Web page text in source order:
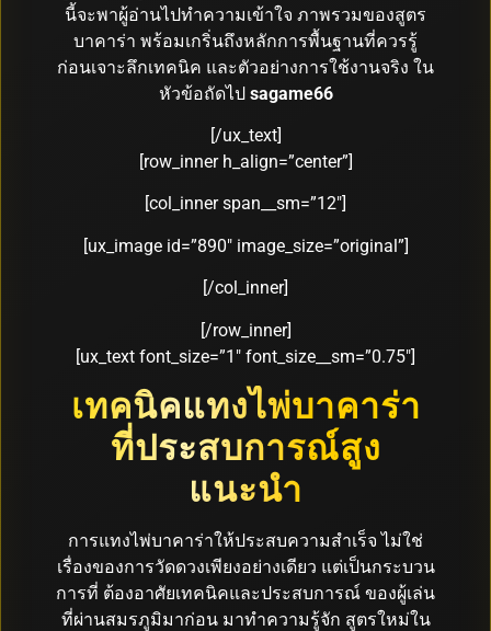
นี้จะพาผู้อ่านไปทำความเข้าใจ ภาพรวมของสูตร
บาคาร่า พร้อมเกริ่นถึงหลักการพื้นฐานที่ควรรู้
ก่อนเจาะลึกเทคนิค และตัวอย่างการใช้งานจริง ใน
หัวข้อถัดไป sagame66
[/ux_text]
[row_inner h_align=”center”]
[col_inner span__sm=”12″]
[ux_image id=”890″ image_size=”original”]
[/col_inner]
[/row_inner]
[ux_text font_size=”1″ font_size__sm=”0.75″]
เทคนิคแทงไพ่บาคาร่า
ที่ประสบการณ์สูง
แนะนำ
การแทงไพ่บาคาร่าให้ประสบความสำเร็จ ไม่ใช่
เรื่องของการวัดดวงเพียงอย่างเดียว แต่เป็นกระบวน
การที่ ต้องอาศัยเทคนิคและประสบการณ์ ของผู้เล่น
ที่ผ่านสมรภูมิมาก่อน มาทำความรู้จัก สูตรใหม่ใน